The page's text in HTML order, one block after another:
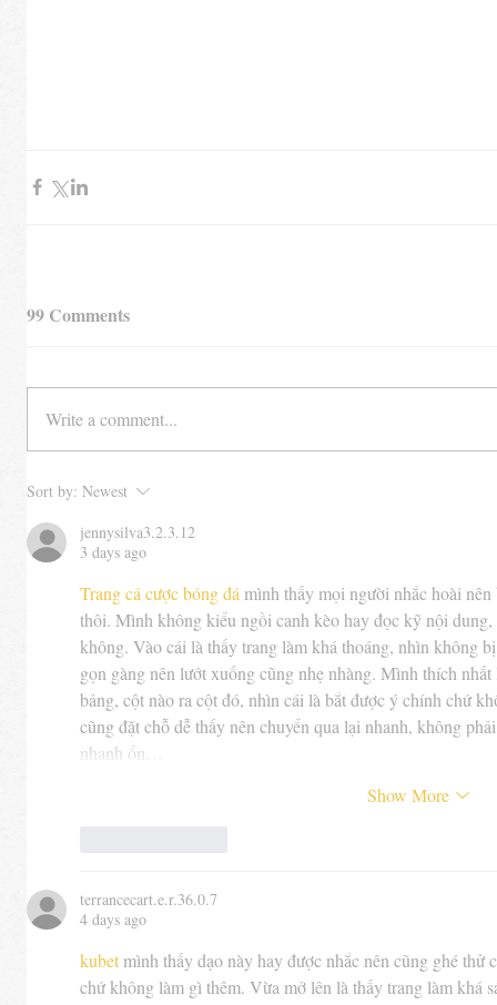
99 Comments
Write a comment...
Sort by: Newest
jennysilva3.2.3.12
3 days ago
Trang cá cược bóng đá mình thấy mọi người nhắc hoài
thôi. Mình không kiểu ngồi canh kèo hay đọc kỹ nội
không. Vào cái là thấy trang làm khá thoáng, nhìn không
gọn gàng nên lướt xuống cũng nhẹ nhàng. Mình thích
bảng, cột nào ra cột đó, nhìn cái là bắt được ý chính chứ
cũng đặt chỗ dễ thấy nên chuyển qua lại nhanh, không
nhanh ổn…
Show More
terrancecart.e.r.36.0.7
4 days ago
kubet mình thấy dạo này hay được nhắc nên cũng ghé
chứ không làm gì thêm. Vừa mở lên là thấy trang làm khá